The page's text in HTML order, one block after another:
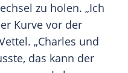
zu holen. „Ich
Kurve vor der
. „Charles und
das kann der